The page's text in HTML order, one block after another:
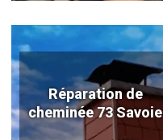
Réparation de
cheminée 73 Savoie